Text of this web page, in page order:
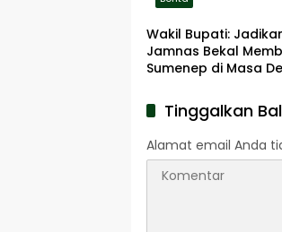
Wakil Bupati:
Jamnas Bekal
Sumenep di Masa
Tinggalkan
Alamat email Anda